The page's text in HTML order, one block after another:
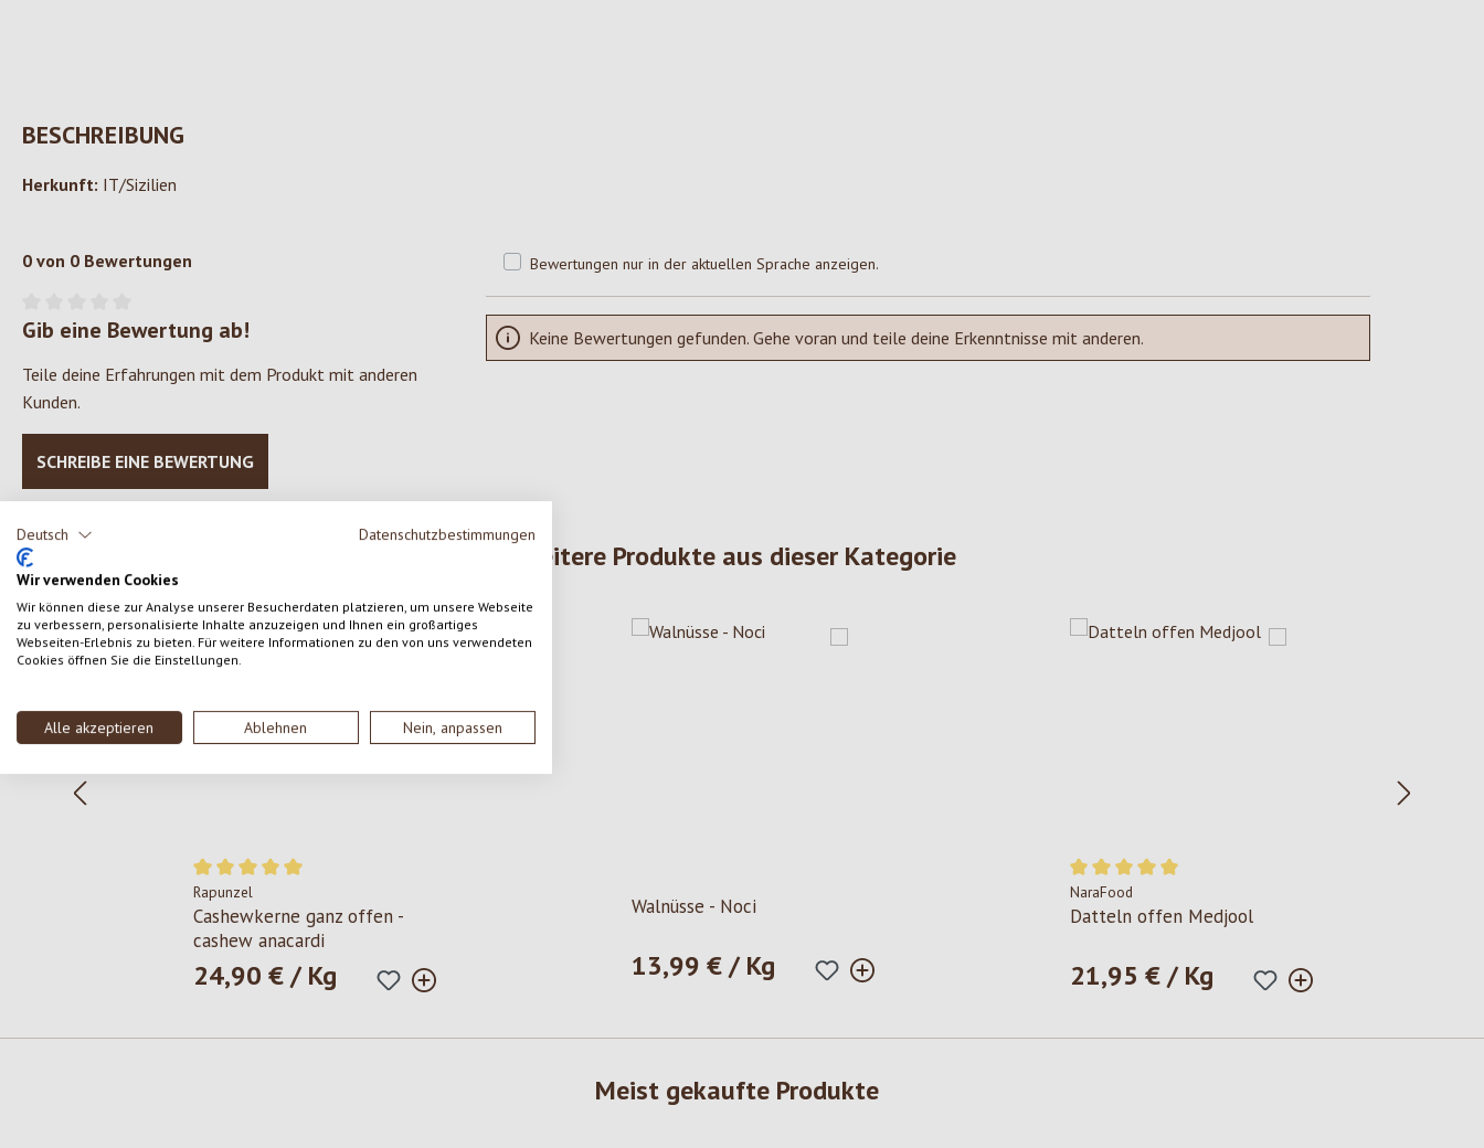
Deutsch Datenschutzbestimmungen
Wir verwenden Cookies
Wir können diese zur Analyse unserer Besucherdaten platzieren, um unsere Webseite
zu verbessern, personalisierte Inhalte anzuzeigen und Ihnen ein großartiges
Webseiten-Erlebnis zu bieten. Für weitere Informationen zu den von uns verwendeten
Cookies öffnen Sie die Einstellungen.
Alle akzeptieren Ablehnen Nein, anpassen
BESCHREIBUNG
Herkunft: IT/Sizilien
0 von 0 Bewertungen
Durchschnittliche Bewertung von 0 von 5 Sternen
Gib eine Bewertung ab!
Teile deine Erfahrungen mit dem Produkt mit anderen
Kunden.
SCHREIBE EINE BEWERTUNG
Bewertungen nur in der aktuellen Sprache anzeigen.
Keine Bewertungen gefunden. Gehe voran und teile deine Erkenntnisse mit anderen.
Weitere Produkte aus dieser Kategorie
Produktgalerie überspringen
Durchschnittliche Bewertung von 5 von 5 Sternen
Rapunzel
Cashewkerne ganz offen -
cashew anacardi
Regulärer Preis:
24,90 € / Kg
Walnüsse - Noci
Regulärer Preis:
13,99 € / Kg
Durchschnittliche Bewertung von 5 von 5 Sternen
NaraFood
Datteln offen Medjool
Regulärer Preis:
21,95 € / Kg
Meist gekaufte Produkte